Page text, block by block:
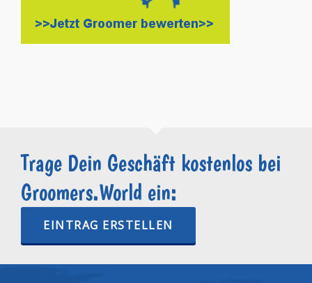
Trage Dein Geschäft kostenlos bei
Groomers.World ein:
EINTRAG ERSTELLEN